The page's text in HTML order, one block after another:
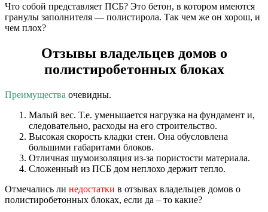
Что собой представляет ПСБ? Это бетон, в котором имеются
гранулы заполнителя — полистирола. Так чем же он хорош, и
чем плох?
Отзывы владельцев домов о
полистиробетонных блоках
Преимущества очевидны.
Малый вес. Т.е. уменьшается нагрузка на фундамент и,
следовательно, расходы на его строительство.
Высокая скорость кладки стен. Она обусловлена
большими габаритами блоков.
Отличная шумоизоляция из-за пористости материала.
Сложенный из ПСБ дом неплохо держит тепло.
Отмечались ли недостатки в отзывах владельцев домов о
полистиробетонных блоках, если да – то какие?